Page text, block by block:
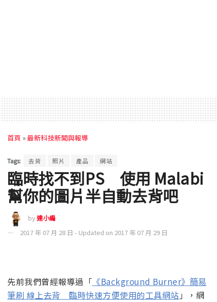
首頁 »最新科技新聞與報導
Tags: 去背 照片 產品 網站
臨時找不到PS 使用 Malabi
幫你的圖片半自動去背吧
by達小編
2017 年 07 月 28 日 - Updated on 2017 年 07 月 29 日
先前我們曾經報導過「 《Background Burner》簡易
筆刷 線上去背 臨時快速方便使用的工具網站」，網